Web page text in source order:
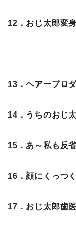
12．おじ太郎変
13．ヘアープロ
14．うちのおじ
15．あ～私も反
16．顔にくっつ
17．おじ太郎歯